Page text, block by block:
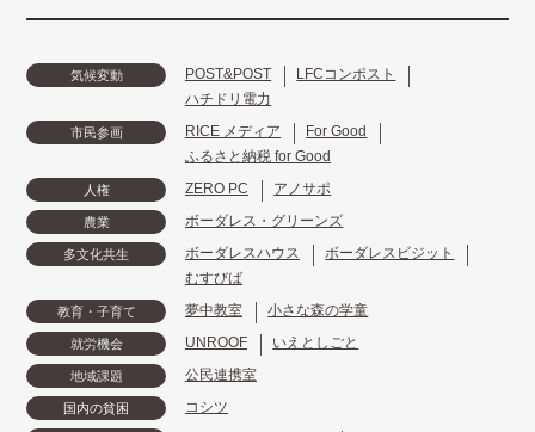
気候変動 POST&POST
LFCコンポスト
ハチドリ電力
市民参画 RICE メディア
For Good
ふるさと納税 for Good
人権 ZERO PC アノサポ
農業 ボーダレス・グリーンズ
多文化共生 ボーダレスハウス
ボーダレスビジット
むすびば
教育・子育て 夢中教室 小さな森の学童
就労機会 UNROOF いえとしごと
地域課題 公民連携室
国内の貧困
コシツ